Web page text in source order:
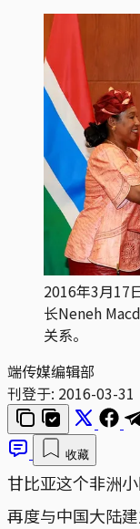
2016年3月17
长Neneh
关系。
端传媒编辑部
刊登于: 2016-03-31
收藏
甘比亚这个非洲
再度与中国大陆